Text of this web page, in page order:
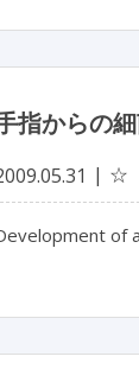
指からの
☆
of